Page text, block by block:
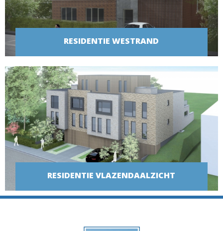
RESIDENTIE WESTRAND
BEKIJK PROJECT
RESIDENTIE VLAZENDAALZICHT